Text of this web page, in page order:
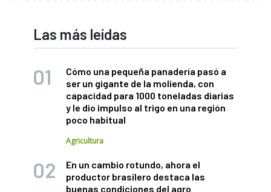
Las más leídas
Cómo una pequeña panadería pasó a
ser un gigante de la molienda, con
capacidad para 1000 toneladas diarias
y le dio impulso al trigo en una región
poco habitual
Agricultura
En un cambio rotundo, ahora el
productor brasilero destaca las
buenas condiciones del agro